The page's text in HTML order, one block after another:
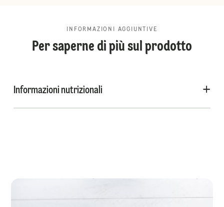
INFORMAZIONI AGGIUNTIVE
Per saperne di più sul prodotto
Informazioni nutrizionali